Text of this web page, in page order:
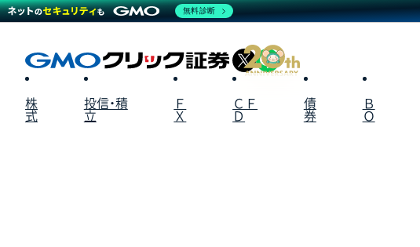
X
株
式
投信・積
立
Ｆ
Ｘ
ＣＦ
Ｄ
債
券
Ｂ
Ｏ
無料診断